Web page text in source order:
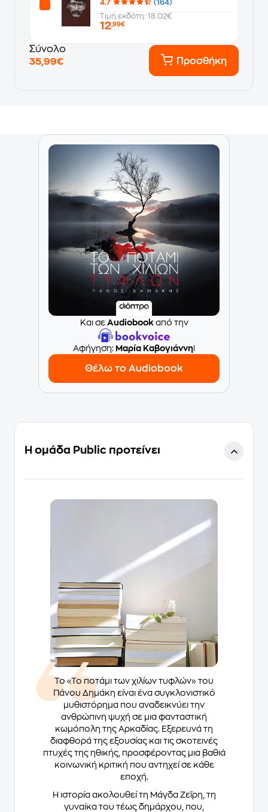
4.7
(164)
Τιμή εκδότη: 18.02€
12,99€
Σύνολο
35,99€
Προσθήκη
Και σε Audiobookαπό την
Aφήγηση: Μαρία Καβογιάννη!
Θέλω το Audiobook
Η ομάδα Public προτείνει
Το «Το ποτάμι των χιλίων τυφλών» του
Πάνου Δημάκη είναι ένα συγκλονιστικό
μυθιστόρημα που αναδεικνύει την
ανθρώπινη ψυχή σε μια φανταστική
κωμόπολη της Αρκαδίας. Εξερευνά τη
διαφθορά της εξουσίας και τις σκοτεινές
πτυχές της ηθικής, προσφέροντας μια βαθιά
κοινωνική κριτική που αντηχεί σε κάθε
εποχή.
Η ιστορία ακολουθεί τη Μάγδα Ζεΐρη, τη
γυναίκα του τέως δημάρχου, που,